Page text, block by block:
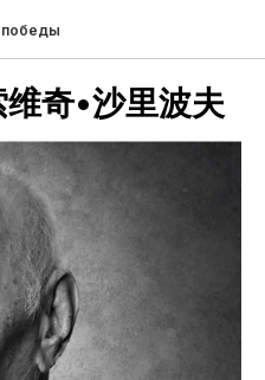
победы
奇•沙里波夫